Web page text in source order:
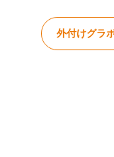
外付けグラ